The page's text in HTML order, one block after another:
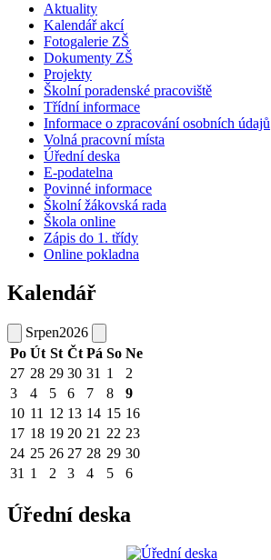
Aktuality
Kalendář akcí
Fotogalerie ZŠ
Dokumenty ZŠ
Projekty
Školní poradenské pracoviště
Třídní informace
Informace o zpracování osobních údajů
Volná pracovní místa
Úřední deska
E-podatelna
Povinné informace
Školní žákovská rada
Škola online
Zápis do 1. třídy
Online pokladna
Kalendář
Srpen2026
Po Út St Čt Pá So Ne
27 28 29 30 31 1
2
3
4 5 6 7 8
9
10 11 12 13 14 15 16
17 18 19 20 21 22 23
24 25 26 27 28 29 30
31 1 2 3 4 5 6
Úřední deska